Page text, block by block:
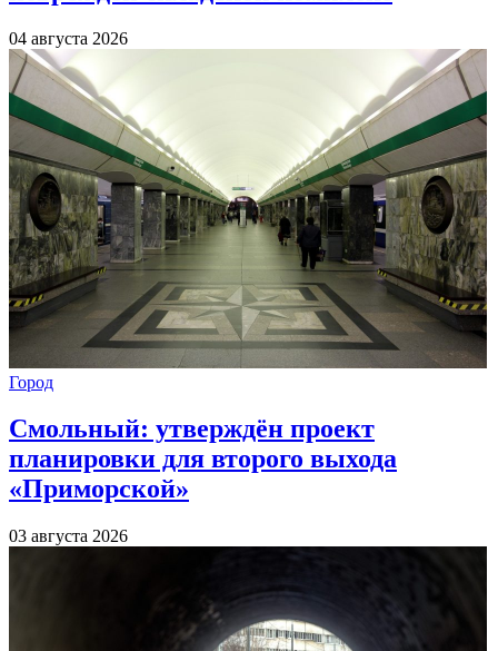
04 августа 2026
Город
Смольный: утверждён проект
планировки для второго выхода
«Приморской»
03 августа 2026